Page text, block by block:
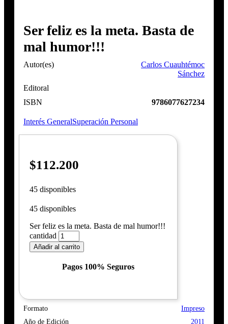
Ser feliz es la meta. Basta de
mal humor!!!
Autor(es)
Carlos Cuauhtémoc
Sánchez
Editoral
ISBN
9786077627234
Interés GeneralSuperación Personal
$112.200
45 disponibles
45 disponibles
Ser feliz es la meta. Basta de mal humor!!!
cantidad
Añadir al carrito
Pagos 100% Seguros
Formato
Impreso
Año de Edición
2011